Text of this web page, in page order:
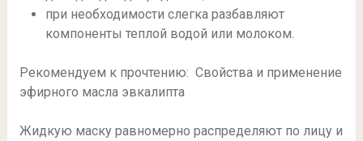
при необходимости слегка разбавляют
компоненты теплой водой или молоком.
Рекомендуем к прочтению: Свойства и применение
эфирного масла эвкалипта
Жидкую маску равномерно распределяют по лицу и